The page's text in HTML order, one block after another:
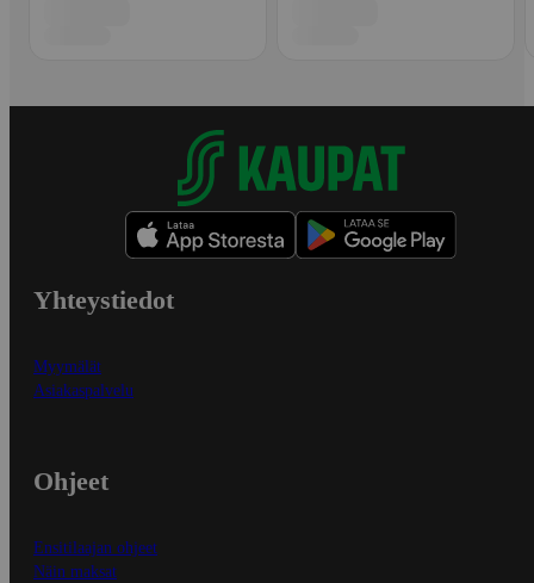
Yhteystiedot
Myymälät
Asiakaspalvelu
Ohjeet
Ensitilaajan ohjeet
Näin maksat